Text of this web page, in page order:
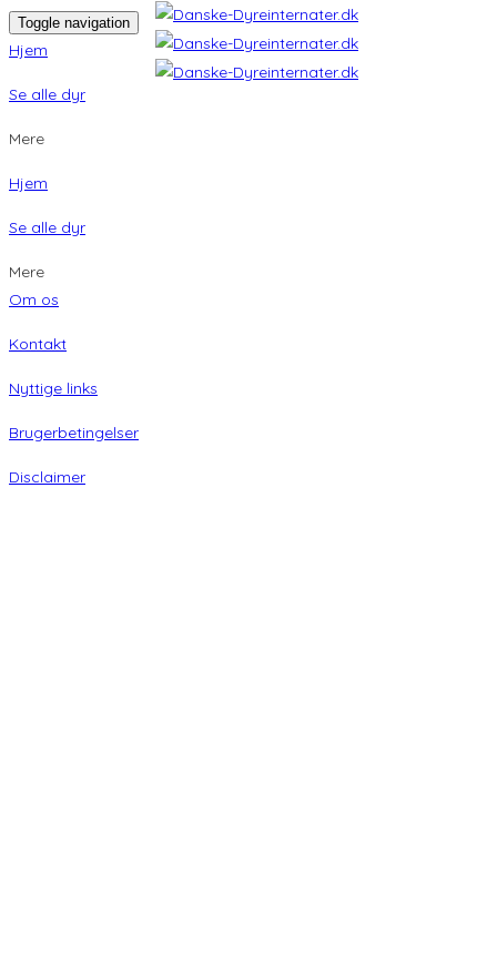
Toggle navigation
Hjem
Se alle dyr
Mere
Hjem
Se alle dyr
Mere
Om os
Kontakt
Nyttige links
Brugerbetingelser
Disclaimer